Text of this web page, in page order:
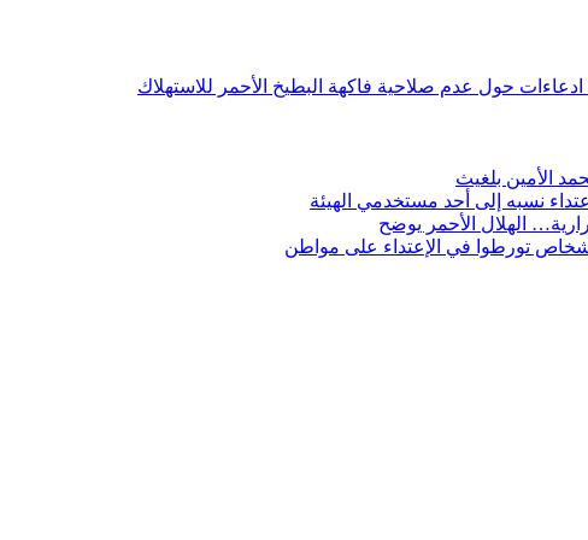
ادعاءات حول عدم صلاحية فاكهة البطيخ الأحمر للاستهلاك
الأمين بلغيث
نسبه إلى أحد مستخدمي الهيئة
الهلال الأحمر يوضح